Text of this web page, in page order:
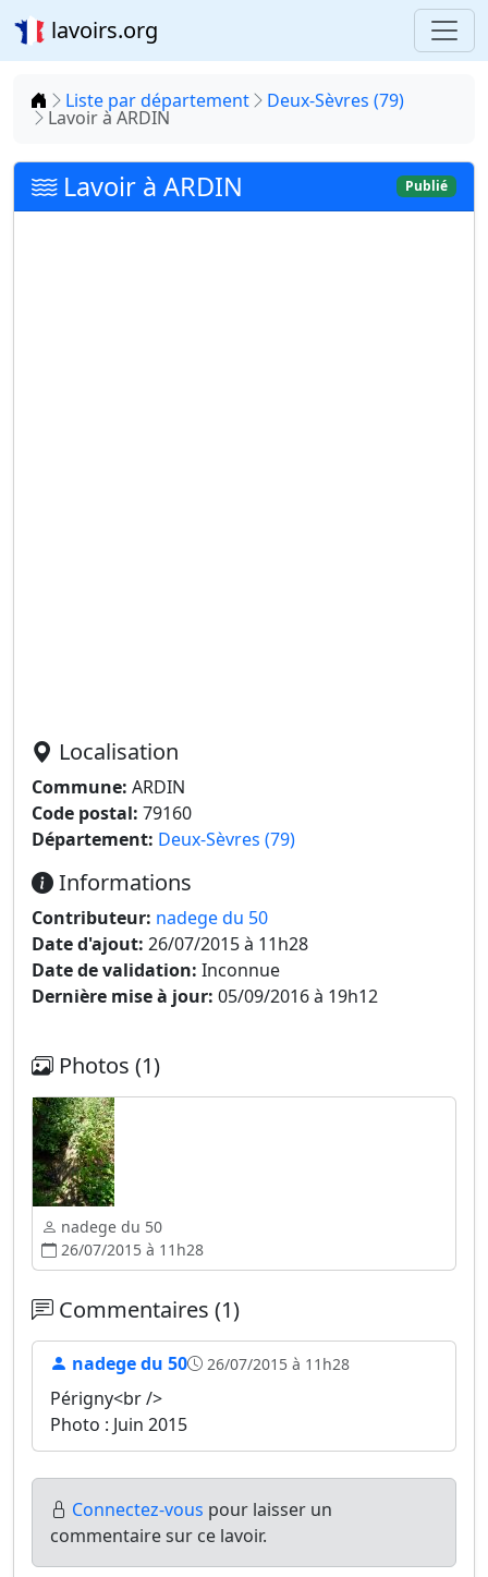
lavoirs.org
Accueil
Liste par département Deux-Sèvres (79)
Lavoir à ARDIN
Lavoir à ARDIN Publié
Localisation
Commune: ARDIN
Code postal: 79160
Département: Deux-Sèvres (79)
Informations
Contributeur: nadege du 50
Date d'ajout: 26/07/2015 à 11h28
Date de validation: Inconnue
Dernière mise à jour: 05/09/2016 à 19h12
Photos (1)
nadege du 50
26/07/2015 à 11h28
Commentaires (1)
nadege du 50 26/07/2015 à 11h28
Périgny<br />
Photo : Juin 2015
Connectez-vous pour laisser un
commentaire sur ce lavoir.